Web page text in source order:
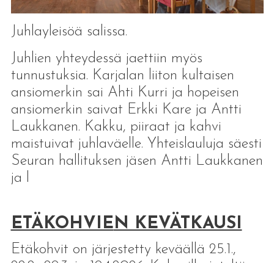
Juhlayleisöä salissa.
Juhlien yhteydessä jaettiin myös
tunnustuksia. Karjalan liiton kultaisen
ansiomerkin sai Ahti Kurri ja hopeisen
ansiomerkin saivat Erkki Kare ja Antti
Laukkanen. Kakku, piiraat ja kahvi
maistuivat juhlaväelle. Yhteislauluja säesti
Seuran hallituksen jäsen Antti Laukkanen
ja l
ETÄKOHVIEN KEVÄTKAUSI
Etäkohvit on järjestetty keväällä 25.1.,